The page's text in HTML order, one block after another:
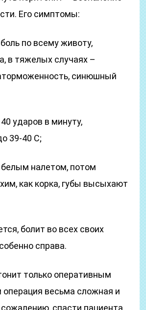
Его симптомы:
по всему животу,
в тяжелых случаях –
синюшный
ударов в минуту,
39-40 С;
налетом, потом
как корка, губы высыхают
болит во всех своих
справа.
только оперативным
весьма сложная и
спасти пациента